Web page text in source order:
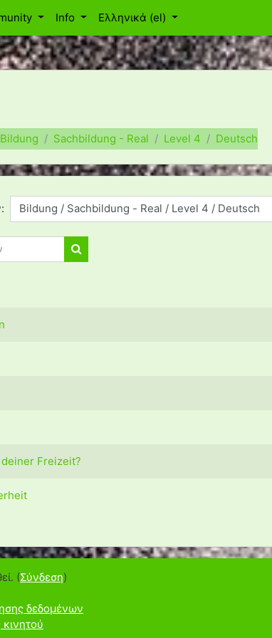
Info Ελληνικά ‎(el)‎
Bildung Sachbildung - Real Level 4 Deutsch
Αναζήτηση μαθημάτων
Freizeit?
(Σύνδεση)
δεδομένων